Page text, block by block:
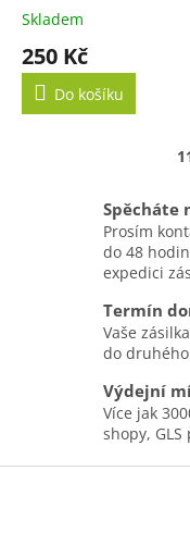
Skladem
250 Kč
Do košíku
Spěcháte
Prosím
do 48
expedici
Termín
Vaše
do
Výdejní
Více jak
shopy,
Z